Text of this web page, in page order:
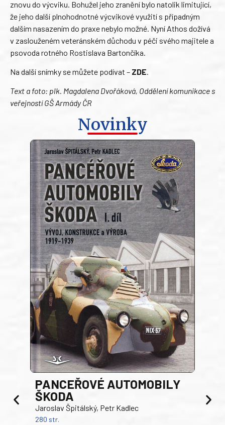
znovu do výcviku. Bohužel jeho zranění bylo natolik limitující,
že jeho další plnohodnotné výcvikové využití s případným
dalším nasazením do praxe nebylo možné. Nyní Athos dožívá
v zaslouženém veteránském důchodu v péči svého majitele a
psovoda rotného Rostislava Bartončíka.
Na další snímky se můžete podívat – ZDE.
Text a foto: plk. Magdalena Dvořáková, Oddělení komunikace s
veřejností GŠ Armády ČR
Novinky
PANCEŘOVÉ AUTOMOBILY
ŠKODA
Jaroslav Špitálský, Petr Kadlec
280 str.